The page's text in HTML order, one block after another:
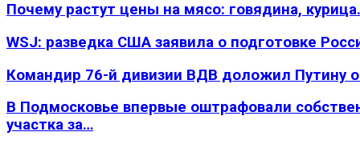
Почему растут цены на мясо: говядина,
WSJ: разведка США заявила о подготовке
Командир 76-й дивизии ВДВ доложил Путину
В Подмосковье впервые оштрафовали
участка за…